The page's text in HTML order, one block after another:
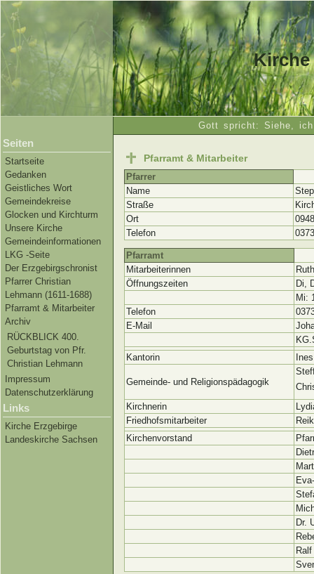
Kirche
Gott spricht: Siehe,
Seiten
Startseite
Gedanken
Geistliches Wort
Gemeindekreise
Glocken und Kirchturm
Unsere Kirche
Gemeindeinformationen
LKG -Seite
Der Erzgebirgschronist
Pfarrer Christian
Lehmann (1611-1688)
Pfarramt & Mitarbeiter
Archiv
RÜCKBLICK 400.
Geburtstag von Pfr.
Christian Lehmann
Impressum
Datenschutzerklärung
Links
Kirche Erzgebirge
Landeskirche Sachsen
Pfarramt & Mitarbeiter
Pfarrer
Name
Straße
Ort
Telefon
Pfarramt
Mitarbeiterinnen
Öffnungszeiten
Di,
Mi:
Telefon
E-Mail
Kantorin
Gemeinde- und Religionspädagogik
Kirchnerin
Friedhofsmitarbeiter
Kirchenvorstand
Dr.